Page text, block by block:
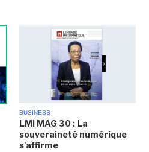
BUSINESS
LMI MAG 30 : La
souveraineté numérique
s'affirme